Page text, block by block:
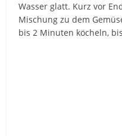
Wasser glatt. Kurz vor
Mischung zu dem
bis 2 Minuten köcheln,